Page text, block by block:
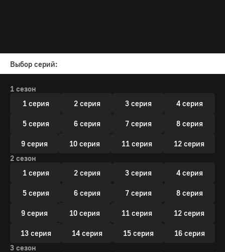
Выбор серий:
1 сезон
1 серия
2 серия 3 серия 4 серия
5 серия 6 серия 7 серия 8 серия
9 серия 10 серия 11 серия
12 серия
2 сезон
1 серия
2 серия 3 серия 4 серия
5 серия 6 серия 7 серия 8 серия
9 серия 10 серия 11 серия 12 серия
13 серия 14 серия 15 серия
16 серия
3 сезон